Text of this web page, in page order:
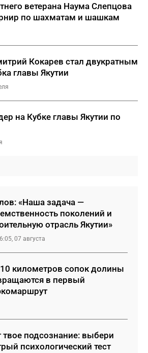
ветерана Наума Слепцова
по шахматам и шашкам
Кокарев стал двукратным
главы Якутии
на Кубке главы Якутии по
«Наша задача —
поколений и
отрасль Якутии»
07 августа
километров сопок долины
в первый
твое подсознание: выбери
психологический тест